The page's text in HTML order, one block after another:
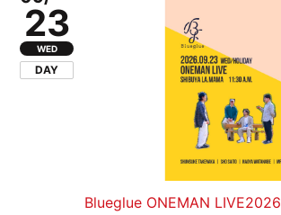
23
WED
DAY
Blueglue ONEMAN LIVE2026